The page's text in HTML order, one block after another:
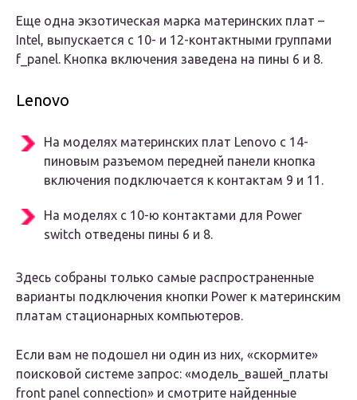
Еще одна экзотическая марка материнских плат –
Intel, выпускается с 10- и 12-контактными группами
f_panel. Кнопка включения заведена на пины 6 и 8.
Lenovo
На моделях материнских плат Lenovo с 14-
пиновым разъемом передней панели кнопка
включения подключается к контактам 9 и 11.
На моделях с 10-ю контактами для Power
switch отведены пины 6 и 8.
Здесь собраны только самые распространенные
варианты подключения кнопки Power к материнским
платам стационарных компьютеров.
Если вам не подошел ни один из них, «скормите»
поисковой системе запрос: «модель_вашей_платы
front panel connection» и смотрите найденные